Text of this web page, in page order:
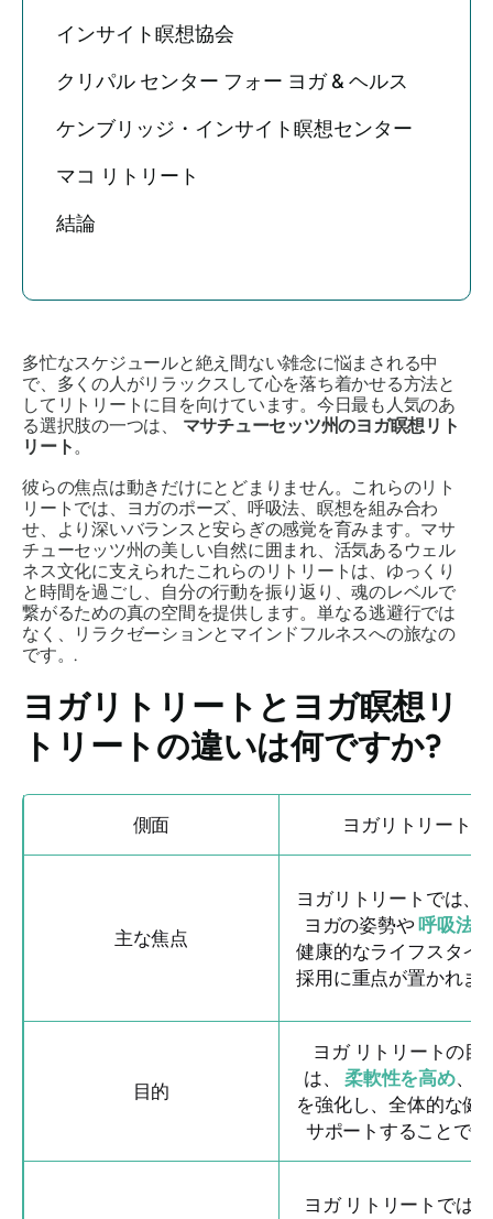
インサイト瞑想協会
クリパル センター フォー ヨガ & ヘルス
ケンブリッジ・インサイト瞑想センター
マコ リトリート
結論
多忙なスケジュールと絶え間ない雑念に悩まされる中
で、多くの人がリラックスして心を落ち着かせる方法と
してリトリートに目を向けています。今日最も人気のあ
る選択肢の一つは、 マサチューセッツ州のヨガ瞑想リト
リート。
彼らの焦点は動きだけにとどまりません。これらのリト
リートでは、ヨガのポーズ、呼吸法、瞑想を組み合わ
せ、より深いバランスと安らぎの感覚を育みます。マサ
チューセッツ州の美しい自然に囲まれ、活気あるウェル
ネス文化に支えられたこれらのリトリートは、ゆっくり
と時間を過ごし、自分の行動を振り返り、魂のレベルで
繋がるための真の空間を提供します。単なる逃避行では
なく、リラクゼーションとマインドフルネスへの旅なの
です。.
ヨガリトリートとヨガ瞑想リ
トリートの違いは何ですか?
側面 ヨガリトリート
主な焦点
ヨガリトリートでは、
ヨガの姿勢や呼吸法の
健康的なライフスタイ
採用に重点が置かれま
目的
ヨガ リトリートの目
は、柔軟性を高め、
を強化し、全体的な健
サポートすることで
ヨガ リトリートでは